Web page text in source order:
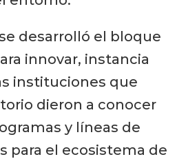
desarrolló el bloque
innovar, instancia
instituciones que
dieron a conocer
y líneas de
para el ecosistema de